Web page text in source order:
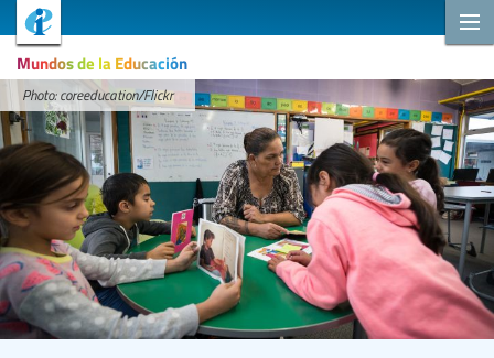
Mundos de la Educación
Photo: coreeducation/Flickr